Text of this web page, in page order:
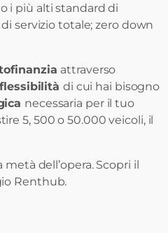
i più alti standard di
servizio totale; zero down
attraverso
flessibilità di cui hai bisogno
necessaria per il tuo
5, 500 o 50.000 veicoli, il
dell’opera. Scopri il
Renthub.